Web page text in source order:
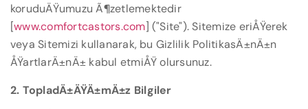
koruduÄŸumuzu Ã¶zetlemektedir
[www.comfortcastors.com] ("Site"). Sitemize eriÅŸerek
veya Sitemizi kullanarak, bu Gizlilik PolitikasÄ±nÄ±n
ÅŸartlarÄ±nÄ± kabul etmiÅŸ olursunuz.
2. TopladÄ±ÄŸÄ±mÄ±z Bilgiler